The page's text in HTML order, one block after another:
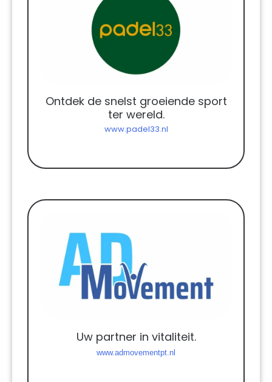
Ontdek de snelst groeiende sport
ter wereld.
www.padel33.nl
Uw partner in vitaliteit.
www.admovementpt.nl